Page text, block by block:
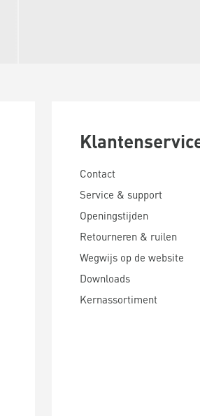
Contact
Service & support
Openingstijden
Retourneren & ruilen
Wegwijs op de website
Downloads
Kernassortiment